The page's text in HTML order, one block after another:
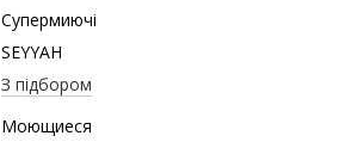
Супермиючі
SEYYAH
З підбором
Моющиеся